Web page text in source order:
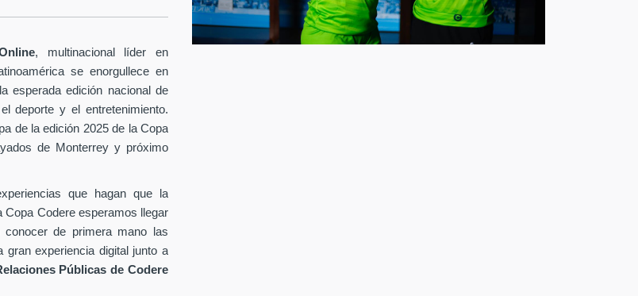
, multinacional líder en
se enorgullece en
esperada edición nacional de
deporte y el entretenimiento.
de la edición 2025 de la Copa
de Monterrey y próximo
que hagan que la
Copa Codere esperamos llegar
de primera mano las
gran experiencia digital junto a
Públicas de Codere